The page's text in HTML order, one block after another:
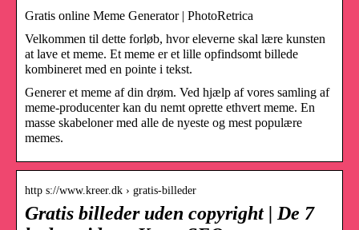
Gratis online Meme Generator | PhotoRetrica
Velkommen til dette forløb, hvor eleverne skal lære kunsten
at lave et meme. Et meme er et lille opfindsomt billede
kombineret med en pointe i tekst.
Generer et meme af din drøm. Ved hjælp af vores samling af
meme-producenter kan du nemt oprette ethvert meme. En
masse skabeloner med alle de nyeste og mest populære
memes.
http s://www.kreer.dk › gratis-billeder
Gratis billeder uden copyright | De 7